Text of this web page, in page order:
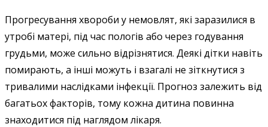
Прогресування хвороби у немовлят, які заразилися в
утробі матері, під час пологів або через годування
грудьми, може сильно відрізнятися. Деякі дітки навіть
помирають, а інші можуть і взагалі не зіткнутися з
тривалими наслідками інфекції. Прогноз залежить від
багатьох факторів, тому кожна дитина повинна
знаходитися під наглядом лікаря.